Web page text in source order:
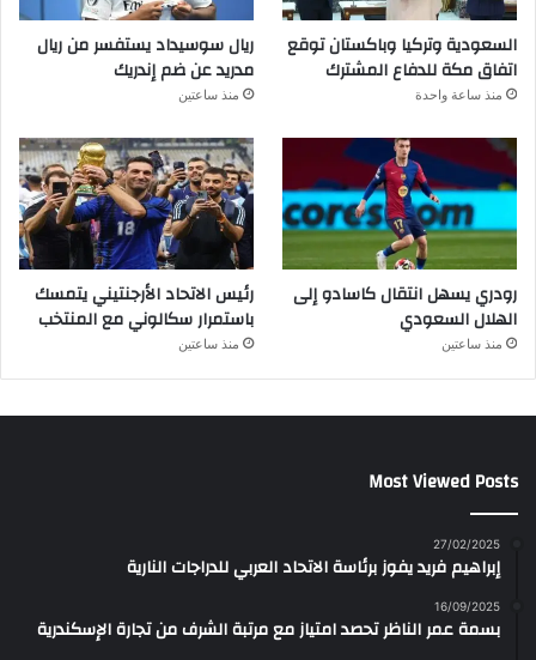
السعودية وتركيا وباكستان توقع
اتفاق مكة للدفاع المشترك
منذ ساعة واحدة
ريال سوسيداد يستفسر من ريال
مدريد عن ضم إندريك
منذ ساعتين
رودري يسهل انتقال كاسادو إلى
الهلال السعودي
منذ ساعتين
رئيس الاتحاد الأرجنتيني يتمسك
باستمرار سكالوني مع المنتخب
منذ ساعتين
Most Viewed Posts
27/02/2025
إبراهيم فريد يفوز برئاسة الاتحاد العربي للدراجات النارية
16/09/2025
بسمة عمر الناظر تحصد امتياز مع مرتبة الشرف من تجارة الإسكندرية